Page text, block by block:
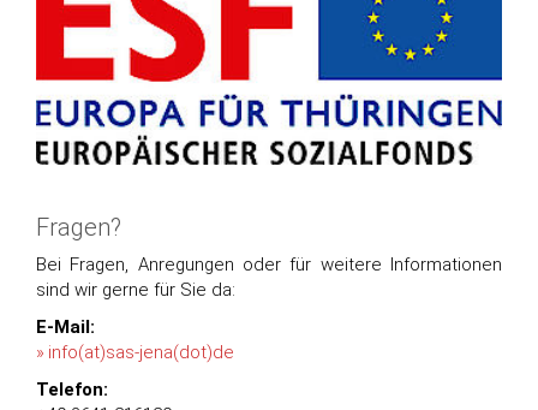
Fragen?
Bei Fragen, Anregungen oder für weitere Informationen
sind wir gerne für Sie da:
E-Mail:
info(at)sas-jena(dot)de
Telefon: